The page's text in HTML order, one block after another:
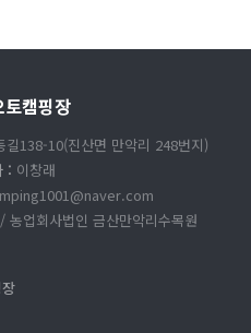
캠핑장
138-10(진산면 만악리 248번지)
: 이창래
업회사법인 금산만악리수목원